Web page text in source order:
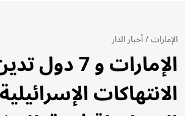
الإمارات/أخبار الدار
الإمارات و 7 دول
الانتهاكات الإسرائيلية